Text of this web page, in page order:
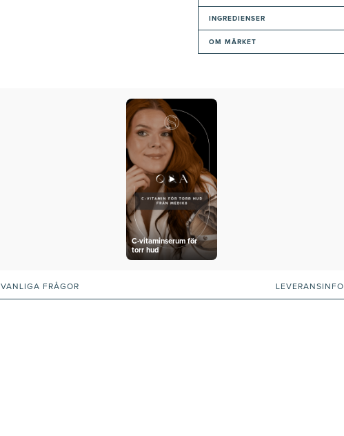
INGREDIENSER
OM MÄRKET
C-vitaminserum för
torr hud
VANLIGA FRÅGOR LEVERANSINFO